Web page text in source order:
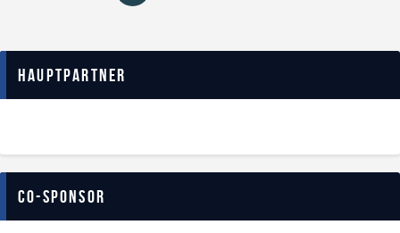
Hauptpartner
Co-Sponsor